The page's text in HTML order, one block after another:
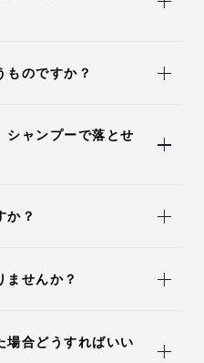
ものですか？
シャンプーで落とせ
か？
ませんか？
場合どうすればいい